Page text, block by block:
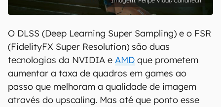
O DLSS (Deep Learning Super Sampling) e o FSR
(FidelityFX Super Resolution) são duas
tecnologias da NVIDIA e AMD que prometem
aumentar a taxa de quadros em games ao
passo que melhoram a qualidade de imagem
através do upscaling. Mas até que ponto esse